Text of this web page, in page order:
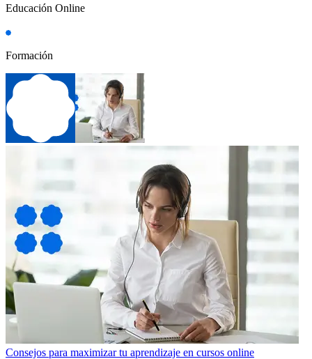
Educación Online
Formación
Consejos para maximizar tu aprendizaje en cursos online